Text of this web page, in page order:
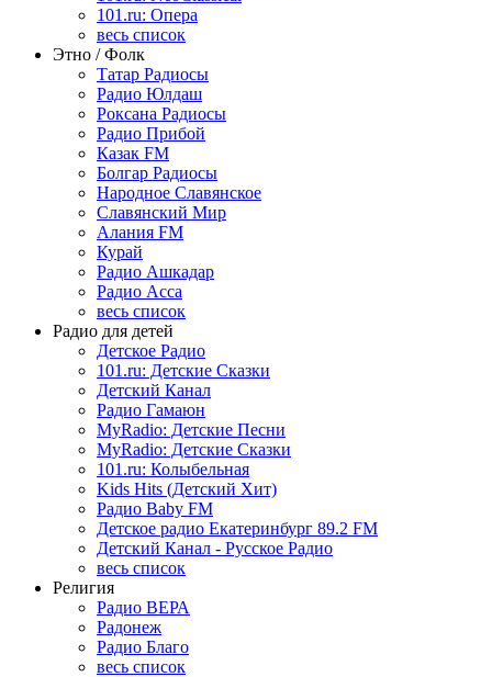
101.ru: Опера
весь список
Этно / Фолк
Татар Радиосы
Радио Юлдаш
Роксана Радиосы
Радио Прибой
Казак FM
Болгар Радиосы
Народное Славянское
Славянский Мир
Алания FM
Курай
Радио Ашкадар
Радио Асса
весь список
Радио для детей
Детское Радио
101.ru: Детские Сказки
Детский Канал
Радио Гамаюн
MyRadio: Детские Песни
MyRadio: Детские Сказки
101.ru: Колыбельная
Kids Hits (Детский Хит)
Радио Baby FM
Детское радио Екатеринбург 89.2 FM
Детский Канал - Русское Радио
весь список
Религия
Радио ВЕРА
Радонеж
Радио Благо
весь список